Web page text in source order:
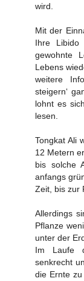
wird.
Mit der
Ihre Libido
gewohnte
Lebens
weitere
steigern‘
lohnt es
lesen.
Tongkat Ali
12 Metern
bis solche
anfangs
Zeit, bis zur
Allerdings
Pflanze
unter der
Im Laufe
senkrecht
die Ernte